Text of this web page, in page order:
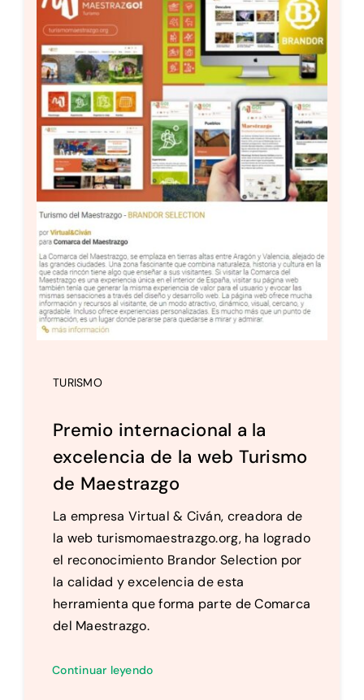
Setas
Contacto
TURISMO
Premio internacional a la
excelencia de la web Turismo
de Maestrazgo
La empresa Virtual & Civán, creadora de
la web turismomaestrazgo.org, ha logrado
el reconocimiento Brandor Selection por
la calidad y excelencia de esta
herramienta que forma parte de Comarca
del Maestrazgo.
Continuar leyendo